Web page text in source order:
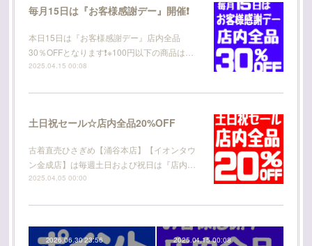
毎月15日は『お客様感謝デー』開催❗
本日15日は『お客様感謝デー』店内全品
30％OFFとなります❗※100円以下の商品は…
2025.04.15 00:08
土日祝セール☆店内全品20%OFF
古着直売ひさぎめ【涌谷本店】【イオンタウ
ン金成店】は毎週土日および祝日は『店内…
2025.04.05 00:00
2026.06.30 23:56 2025.04.15 00:08